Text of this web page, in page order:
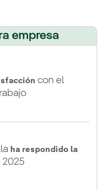
empresa
con el
ha respondido la
2025